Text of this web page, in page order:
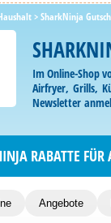
>SharkNinja
Im Online-Shop
Airfryer, Grills,
Newsletter
RABATTE FÜR
Angebote